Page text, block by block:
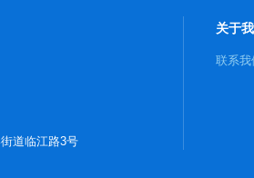
道临江路3号
关于
联系我